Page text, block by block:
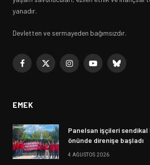
yanadır.
Devletten ve sermayeden bağımsızdır.
Facebook
X
InstagramYouTubeBluesky
EMEK
Panelsan işçileri sendikal
önünde direnişe başladı
4 AĞUSTOS 2026